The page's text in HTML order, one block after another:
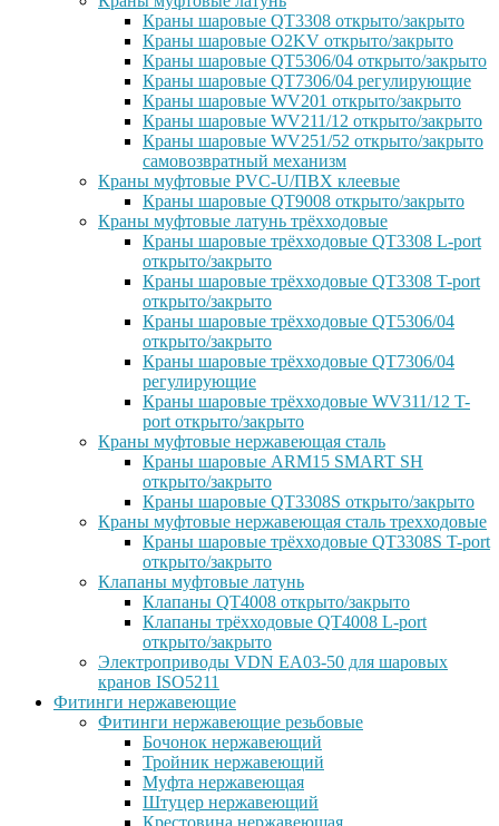
Краны шаровые QT3308 открыто/закрыто
Краны шаровые O2KV открыто/закрыто
Краны шаровые QT5306/04 открыто/закрыто
Краны шаровые QT7306/04 регулирующие
Краны шаровые WV201 открыто/закрыто
Краны шаровые WV211/12 открыто/закрыто
Краны шаровые WV251/52 открыто/закрыто
самовозвратный механизм
Краны муфтовые PVC-U/ПВХ клеевые
Краны шаровые QT9008 открыто/закрыто
Краны муфтовые латунь трёхходовые
Краны шаровые трёхходовые QT3308 L-port
открыто/закрыто
Краны шаровые трёхходовые QT3308 T-port
открыто/закрыто
Краны шаровые трёхходовые QT5306/04
открыто/закрыто
Краны шаровые трёхходовые QT7306/04
регулирующие
Краны шаровые трёхходовые WV311/12 T-
port открыто/закрыто
Краны муфтовые нержавеющая сталь
Краны шаровые ARM15 SMART SH
открыто/закрыто
Краны шаровые QT3308S открыто/закрыто
Краны муфтовые нержавеющая сталь трехходовые
Краны шаровые трёхходовые QT3308S T-port
открыто/закрыто
Клапаны муфтовые латунь
Клапаны QT4008 открыто/закрыто
Клапаны трёхходовые QT4008 L-port
открыто/закрыто
Электроприводы VDN EA03-50 для шаровых
кранов ISO5211
Фитинги нержавеющие
Фитинги нержавеющие резьбовые
Бочонок нержавеющий
Тройник нержавеющий
Муфта нержавеющая
Штуцер нержавеющий
Крестовина нержавеющая